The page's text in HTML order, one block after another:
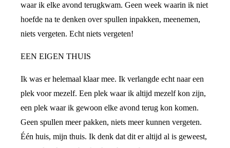
waar ik elke avond terugkwam. Geen week waarin ik niet
hoefde na te denken over spullen inpakken, meenemen,
niets vergeten. Echt niets vergeten!
EEN EIGEN THUIS
Ik was er helemaal klaar mee. Ik verlangde echt naar een
plek voor mezelf. Een plek waar ik altijd mezelf kon zijn,
een plek waar ik gewoon elke avond terug kon komen.
Geen spullen meer pakken, niets meer kunnen vergeten.
Één huis, mijn thuis. Ik denk dat dit er altijd al is geweest,